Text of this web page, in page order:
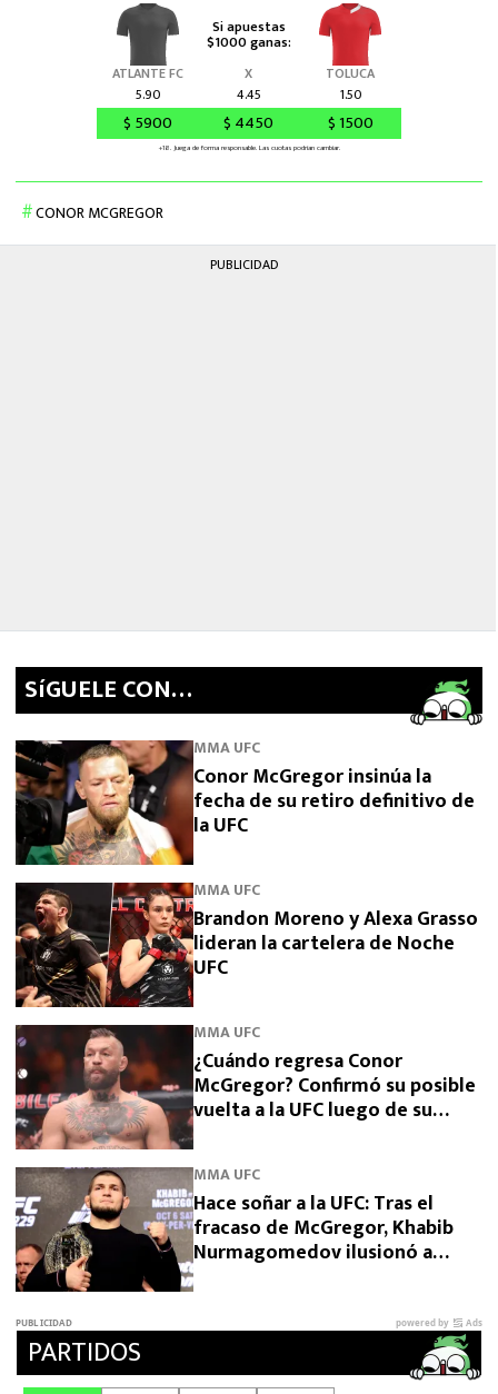
CONOR MCGREGOR
PUBLICIDAD
SíGUELE CON…
MMA UFC
Conor McGregor insinúa la
fecha de su retiro definitivo de
la UFC
MMA UFC
Brandon Moreno y Alexa Grasso
lideran la cartelera de Noche
UFC
MMA UFC
¿Cuándo regresa Conor
McGregor? Confirmó su posible
vuelta a la UFC luego de su
MMA UFC
Hace soñar a la UFC: Tras el
fracaso de McGregor, Khabib
Nurmagomedov ilusionó a